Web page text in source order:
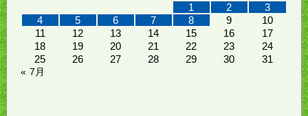
1
2
3
4
5 6 7 8 9
10
11
12 13 14 15 16
17
18
19 20 21 22 23
24
25
26 27 28 29 30 31
« 7月